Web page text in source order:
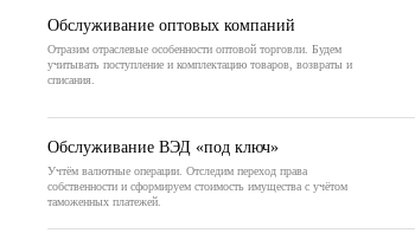
Обслуживание оптовых компаний
Отразим отраслевые особенности оптовой торговли. Будем
учитывать поступление и комплектацию товаров, возвраты и
списания.
Обслуживание ВЭД «под ключ»
Учтём валютные операции. Отследим переход права
собственности и сформируем стоимость имущества с учётом
таможенных платежей.